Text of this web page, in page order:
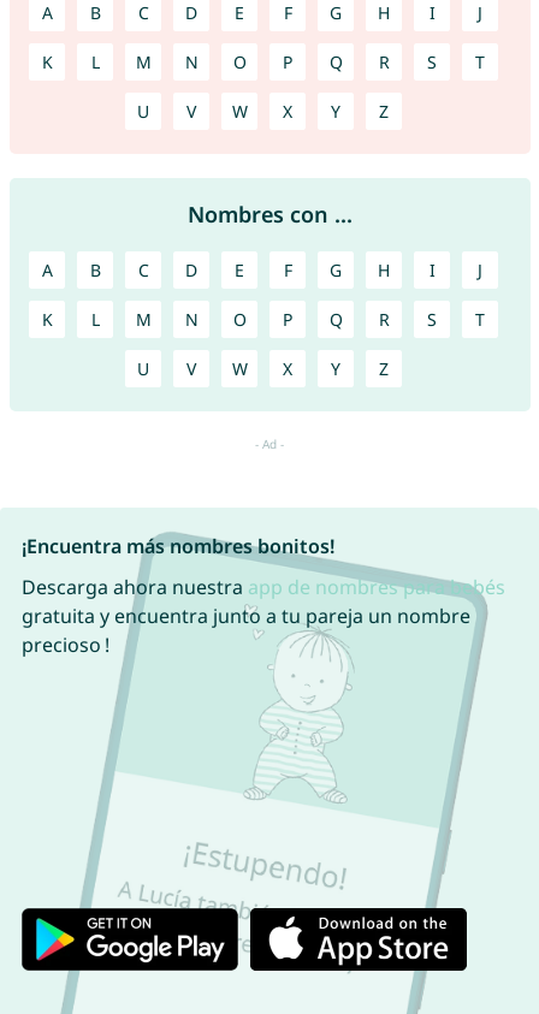
A B C D E F G H I J
K L M N O P Q R S T
U V W X Y Z
Nombres con ...
A B C D E F G H I J
K L M N O P Q R S T
U V W X Y Z
¡Encuentra más nombres bonitos!
Descarga ahora nuestra app de nombres para bebés
gratuita y encuentra junto a tu pareja un nombre
precioso !